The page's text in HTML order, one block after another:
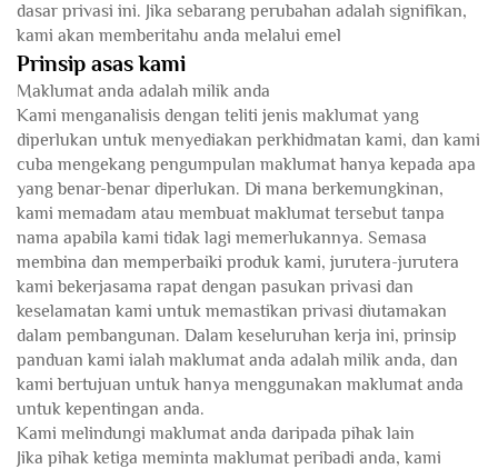
dasar privasi ini. Jika sebarang perubahan adalah signifikan,
kami akan memberitahu anda melalui emel
Prinsip asas kami
Maklumat anda adalah milik anda
Kami menganalisis dengan teliti jenis maklumat yang
diperlukan untuk menyediakan perkhidmatan kami, dan kami
cuba mengekang pengumpulan maklumat hanya kepada apa
yang benar-benar diperlukan. Di mana berkemungkinan,
kami memadam atau membuat maklumat tersebut tanpa
nama apabila kami tidak lagi memerlukannya. Semasa
membina dan memperbaiki produk kami, jurutera-jurutera
kami bekerjasama rapat dengan pasukan privasi dan
keselamatan kami untuk memastikan privasi diutamakan
dalam pembangunan. Dalam keseluruhan kerja ini, prinsip
panduan kami ialah maklumat anda adalah milik anda, dan
kami bertujuan untuk hanya menggunakan maklumat anda
untuk kepentingan anda.
Kami melindungi maklumat anda daripada pihak lain
Jika pihak ketiga meminta maklumat peribadi anda, kami